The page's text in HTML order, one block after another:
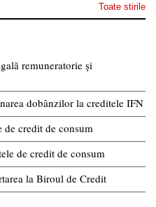
Toate stirile
remuneratorie și
dobânzilor la creditele IFN
credit de consum
de credit de consum
la Biroul de Credit